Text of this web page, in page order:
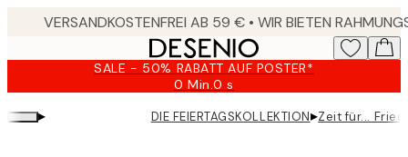
SALE - 50% RABATT AUF POSTER*
0 Min.0 s
Gültig
bis:
2026-
▸ DIE FEIERTAGSKOLLEKTION▸Zeit für...